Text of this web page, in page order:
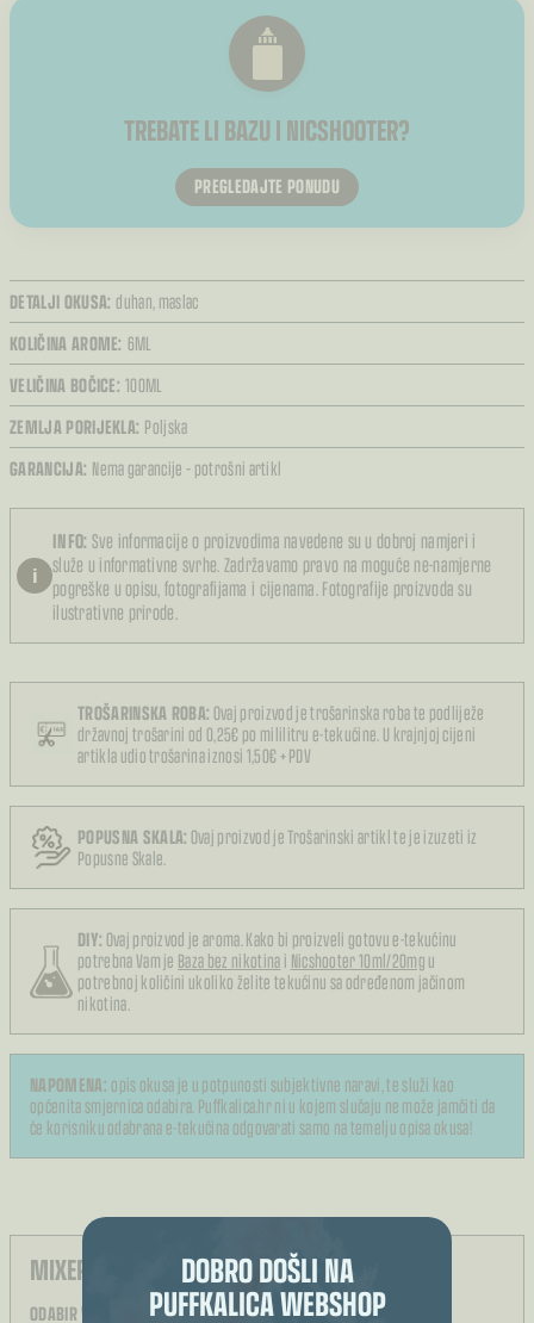
DOBRO DOŠLI NA
PUFFKALICA WEBSHOP
TREBATE LI BAZU I NICSHOOTER?
PREGLEDAJTE PONUDU
DETALJI OKUSA: duhan,maslac
KOLIČINA AROME: 6ML
VELIČINA BOČICE: 100ML
ZEMLJA PORIJEKLA: Poljska
GARANCIJA: Nema garancije – potrošni artikl
TROŠARINSKA ROBA: Ovaj proizvod je trošarinska roba te podliježe
državnoj trošarini od 0,25€ po mililitru e-tekućine. U krajnjoj cijeni
artikla udio trošarina iznosi 1,50€ + PDV
POPUSNA SKALA: Ovaj proizvod je Trošarinski artikl te je izuzeti iz
Popusne Skale.
DIY: Ovaj proizvod je aroma. Kako bi proizveli gotovu e-tekućinu
potrebna Vam je Baza bez nikotinai Nicshooter 10ml/20mgu
potrebnoj količini ukoliko želite tekućinu sa određenom jačinom
nikotina.
i
INFO: Sve informacije o proizvodima navedene su u dobroj namjeri i
služe u informativne svrhe. Zadržavamo pravo na moguće ne-namjerne
pogreške u opisu, fotografijama i cijenama. Fotografije proizvoda su
ilustrativne prirode.
NAPOMENA: opis okusa je u potpunosti subjektivne naravi, te služi kao
općenita smjernica odabira. Puffkalica.hr ni u kojem slučaju ne može jamčiti da
će korisniku odabrana e-tekućina odgovarati samo na temelju opisa okusa!
MIXER E-TEKUĆINA:
ODABIR VELIČINE BOČICE